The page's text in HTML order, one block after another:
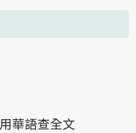
用華語查全文